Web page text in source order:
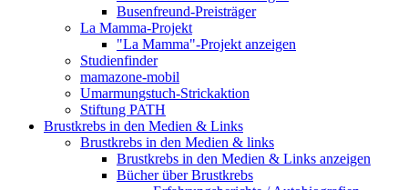
Busenfreund-Preisträger
La Mamma-Projekt
"La Mamma"-Projekt anzeigen
Studienfinder
mamazone-mobil
Umarmungstuch-Strickaktion
Stiftung PATH
Brustkrebs in den Medien & Links
Brustkrebs in den Medien & links
Brustkrebs in den Medien & Links anzeigen
Bücher über Brustkrebs